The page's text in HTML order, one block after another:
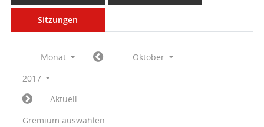
Sitzungen
Monat
Oktober
2017
Aktuell
Gremium auswählen